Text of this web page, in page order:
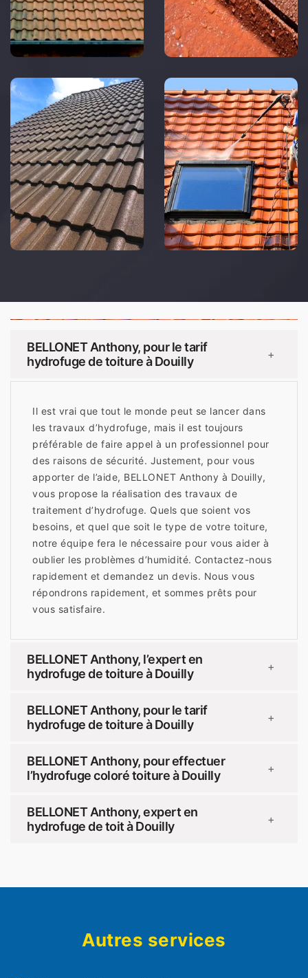
BELLONET Anthony, pour le tarif
hydrofuge de toiture à Douilly
+
Il est vrai que tout le monde peut se lancer dans
les travaux d’hydrofuge, mais il est toujours
préférable de faire appel à un professionnel pour
des raisons de sécurité. Justement, pour vous
apporter de l’aide, BELLONET Anthony à Douilly,
vous propose la réalisation des travaux de
traitement d’hydrofuge. Quels que soient vos
besoins, et quel que soit le type de votre toiture,
notre équipe fera le nécessaire pour vous aider à
oublier les problèmes d’humidité. Contactez-nous
rapidement et demandez un devis. Nous vous
répondrons rapidement, et sommes prêts pour
vous satisfaire.
BELLONET Anthony, l’expert en
hydrofuge de toiture à Douilly
+
BELLONET Anthony, pour le tarif
hydrofuge de toiture à Douilly
+
BELLONET Anthony, pour effectuer
l’hydrofuge coloré toiture à Douilly
+
BELLONET Anthony, expert en
hydrofuge de toit à Douilly
+
Autres services